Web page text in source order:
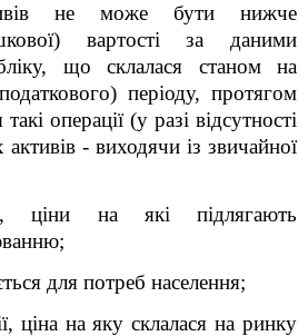
не може бути нижче
вартості за даними
що склалася станом на
періоду, протягом
операції (у разі відсутності
- виходячи із звичайної
ціни на які підлягають
для потреб населення;
ціна на яку склалася на ринку